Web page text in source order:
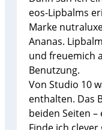
eos-Lipbalms
Marke
Ananas.
und freuemich
Benutzung.
Von Studio 10
enthalten. Das
beiden Seiten